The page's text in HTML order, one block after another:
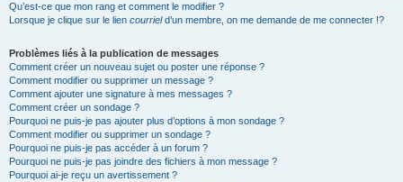
Qu’est-ce que mon rang et comment le modifier ?
Lorsque je clique sur le lien courrield’un membre, on me demande de me connecter !?
Problèmes liés à la publication de messages
Comment créer un nouveau sujet ou poster une réponse ?
Comment modifier ou supprimer un message ?
Comment ajouter une signature à mes messages ?
Comment créer un sondage ?
Pourquoi ne puis-je pas ajouter plus d’options à mon sondage ?
Comment modifier ou supprimer un sondage ?
Pourquoi ne puis-je pas accéder à un forum ?
Pourquoi ne puis-je pas joindre des fichiers à mon message ?
Pourquoi ai-je reçu un avertissement ?